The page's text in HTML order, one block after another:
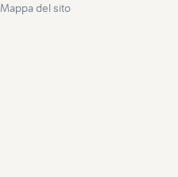
Mappa del sito